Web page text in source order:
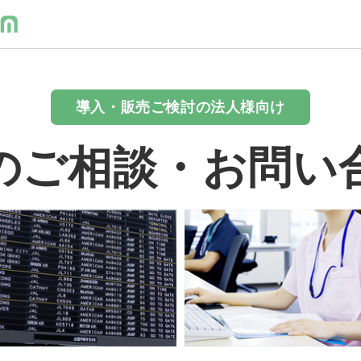
導入・販売ご検討の法人様向け
ご相談・お問い